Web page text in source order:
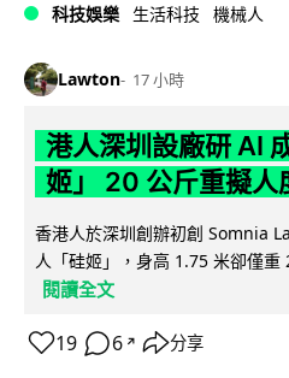
科技娛樂 生活科技 機械人
Lawton 17 小時
港人深圳設廠研 AI
姬」 20 公斤重擬人
香港人於深圳創辦初創 Somnia
人「硅姬」，身高 1.75 米卻僅
閱讀全文
19 6 ↗ 分享